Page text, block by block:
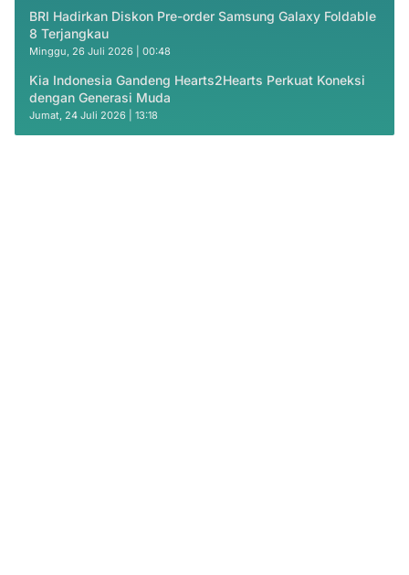
BRI Hadirkan Diskon Pre-order Samsung Galaxy Foldable
8 Terjangkau
Minggu, 26 Juli 2026 | 00:48
Kia Indonesia Gandeng Hearts2Hearts Perkuat Koneksi
dengan Generasi Muda
Jumat, 24 Juli 2026 | 13:18